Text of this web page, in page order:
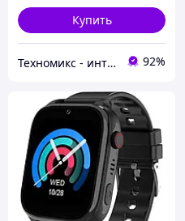
Купить
Техномикс - интернет - магазин качественной техники, электроники и других товаров для дома и работы 92%